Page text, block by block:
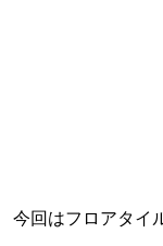
今回はフロアタ